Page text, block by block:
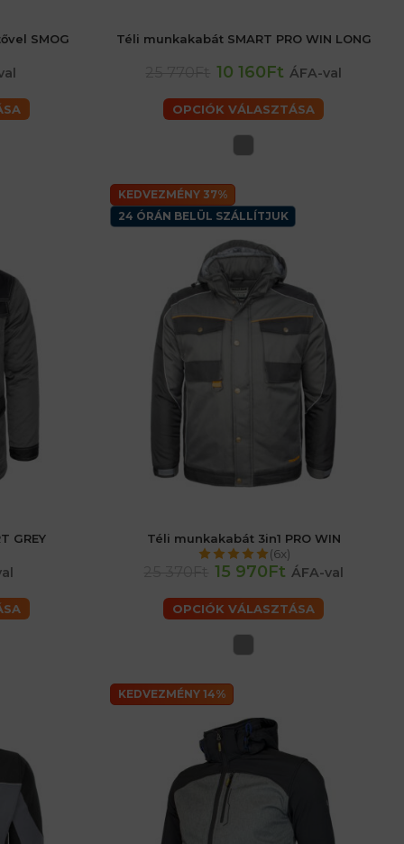
(XL) férfiaké
SMOG
48 (M) férfiaké
Téli munkakabát SMART PRO WIN LONG
10 160Ft ÁFA-val
OPCIÓK VÁLASZTÁSA
(XL) férfiaké
GREY
KEDVEZMÉNY 37%
24 ÓRÁN BELÜL SZÁLLÍTJUK
48 (M) férfiaké 60 (2XL) férfiaké 62 (3XL) férfiaké
Téli munkakabát 3in1 PRO WIN
(6x)
15 970Ft ÁFA-val
OPCIÓK VÁLASZTÁSA
KEDVEZMÉNY 14%